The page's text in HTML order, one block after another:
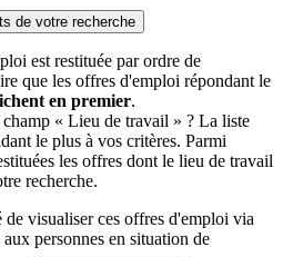
de votre recherche
est restituée par ordre de
que les offres d'emploi répondant le
en premier.
« Lieu de travail » ? La liste
le plus à vos critères. Parmi
les offres dont le lieu de travail
recherche.
visualiser ces offres d'emploi via
personnes en situation de